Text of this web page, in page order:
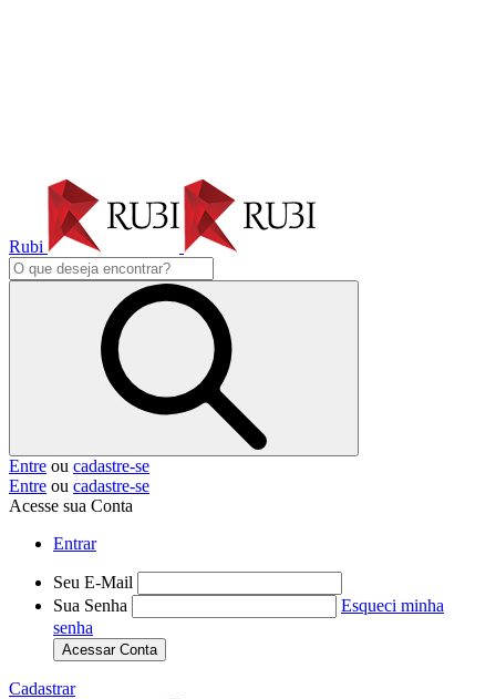
Rubi
Entre ou cadastre-se
Entre ou cadastre-se
Acesse sua Conta
Entrar
Seu E-Mail
Sua Senha
Esqueci minha
senha
Acessar Conta
Cadastrar